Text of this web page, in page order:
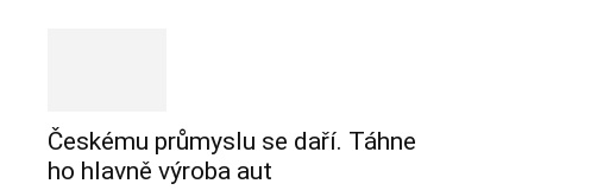
Českému průmyslu se daří. Táhne
ho hlavně výroba aut